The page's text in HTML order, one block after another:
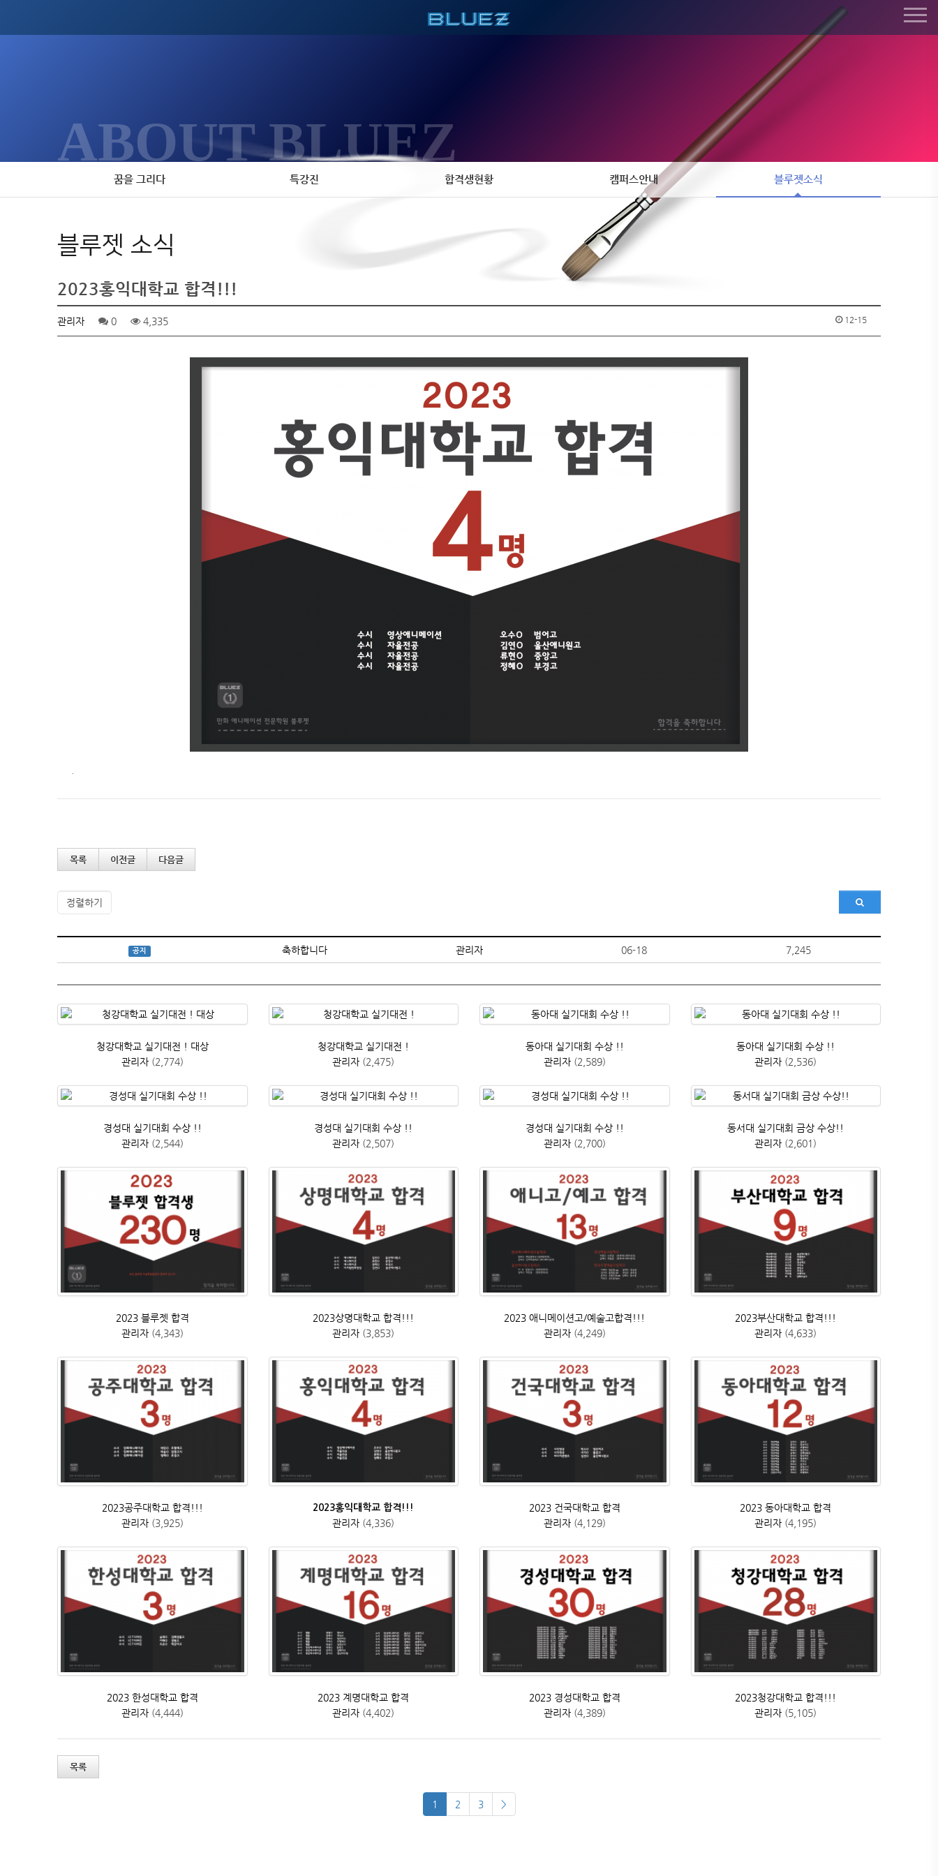
ABOUT BLUEZ
꿈을 그리다 특강진 합격생현황 캠퍼스안내 블루젯소식
블루젯 소식
2023홍익대학교 합격!!!
관리자 0 4,335 12-15
목록 이전글 다음글
공지 축하합니다 관리자 06-18 7,245
청강대학교 실기대전 ! 대상
관리자 (2,774)
청강대학교 실기대전 !
관리자 (2,475)
동아대 실기대회 수상 !!
관리자 (2,589)
동아대 실기대회 수상 !!
관리자 (2,536)
경성대 실기대회 수상 !!
관리자 (2,544)
경성대 실기대회 수상 !!
관리자 (2,507)
경성대 실기대회 수상 !!
관리자 (2,700)
동서대 실기대회 금상 수상!!
관리자 (2,601)
2023 블루젯 합격
관리자 (4,343)
2023상명대학교 합격!!!
관리자 (3,853)
2023 애니메이션고/예술고합격!!!
관리자 (4,249)
2023부산대학교 합격!!!
관리자 (4,633)
2023공주대학교 합격!!!
관리자 (3,925)
2023홍익대학교 합격!!!
관리자 (4,336)
2023 건국대학교 합격
관리자 (4,129)
2023 동아대학교 합격
관리자 (4,195)
2023 한성대학교 합격
관리자 (4,444)
2023 계명대학교 합격
관리자 (4,402)
2023 경성대학교 합격
관리자 (4,389)
2023청강대학교 합격!!!
관리자 (5,105)
목록
1 2 3 >